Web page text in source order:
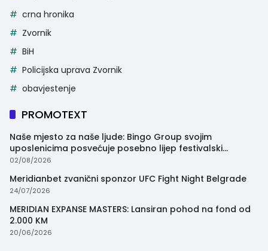
crna hronika
Zvornik
BiH
Policijska uprava Zvornik
obavjestenje
PROMOTEXT
Naše mjesto za naše ljude: Bingo Group svojim
uposlenicima posvećuje posebno lijep festivalski
trenutak
02/08/2026
Meridianbet zvanični sponzor UFC Fight Night Belgrade
24/07/2026
MERIDIAN EXPANSE MASTERS: Lansiran pohod na fond od
2.000 KM
20/06/2026